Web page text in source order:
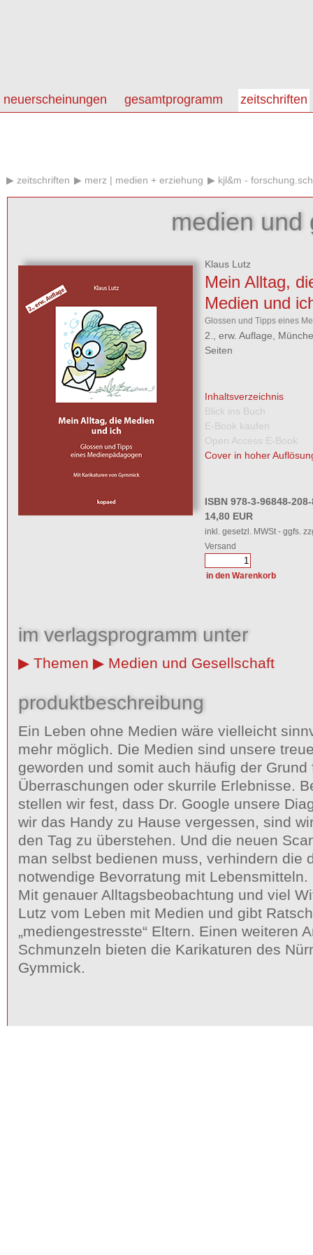
neuerscheinungen gesamtprogramm zeitschriften
zeitschriften merz | medien + erziehung kjl&m -
medien und
Klaus Lutz
Mein Alltag,
Medien und
Glossen und Tipps eines
2., erw. Auflage,
Seiten
Inhaltsverzeichnis
Blick ins Buch
E-Book kaufen
Open Access E-Book
Cover in hoher
ISBN 978-3-96848-
14,80 EUR
inkl. gesetzl. MWSt - ggfs.
Versand
im verlagsprogramm unter
Themen Medien und Gesellschaft
produktbeschreibung
Ein Leben ohne Medien wäre vielleicht
mehr möglich. Die Medien sind unsere
geworden und somit auch häufig der Grund
Überraschungen oder skurrile Erlebnisse.
stellen wir fest, dass Dr. Google unsere
wir das Handy zu Hause vergessen, sind
den Tag zu überstehen. Und die neuen
man selbst bedienen muss, verhindern die
notwendige Bevorratung mit Lebensmitteln.
Mit genauer Alltagsbeobachtung und viel
Lutz vom Leben mit Medien und gibt
„mediengestresste“ Eltern. Einen weiteren
Schmunzeln bieten die Karikaturen des
Gymmick.